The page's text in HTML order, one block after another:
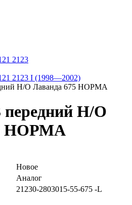
2123
2123 I (1998—2002)
Н/О Лаванда 675 НОРМА
передний Н/О
НОРМА
Новое
Аналог
21230-2803015-55-675 -L